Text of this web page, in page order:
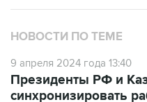
НОВОСТИ ПО ТЕМЕ
9 апреля 2024 года 13:40
синхронизировать
паводком